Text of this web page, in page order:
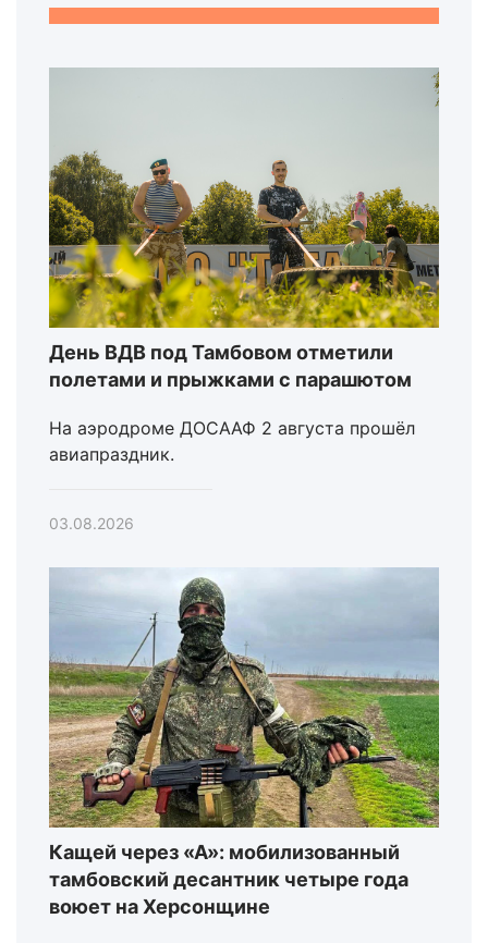
День ВДВ под Тамбовом отметили
полетами и прыжками с парашютом
На аэродроме ДОСААФ 2 августа прошёл
авиапраздник.
03.08.2026
Кащей через «А»: мобилизованный
тамбовский десантник четыре года
воюет на Херсонщине